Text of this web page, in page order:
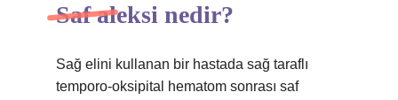
Saf aleksi nedir?
Sağ elini kullanan bir hastada sağ taraflı
temporo-oksipital hematom sonrası saf